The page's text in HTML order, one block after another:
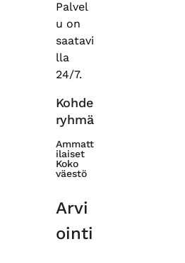
Palvel
u on
saatavi
lla
24/7.
Kohde
ryhmä
Ammatt
ilaiset
Koko
väestö
Arvi
ointi